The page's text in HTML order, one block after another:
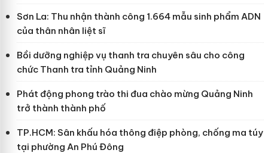
Sơn La: Thu nhận thành công 1.664 mẫu sinh phẩm ADN
của thân nhân liệt sĩ
Bồi dưỡng nghiệp vụ thanh tra chuyên sâu cho công
chức Thanh tra tỉnh Quảng Ninh
Phát động phong trào thi đua chào mừng Quảng Ninh
trở thành thành phố
TP.HCM: Sân khấu hóa thông điệp phòng, chống ma túy
tại phường An Phú Đông